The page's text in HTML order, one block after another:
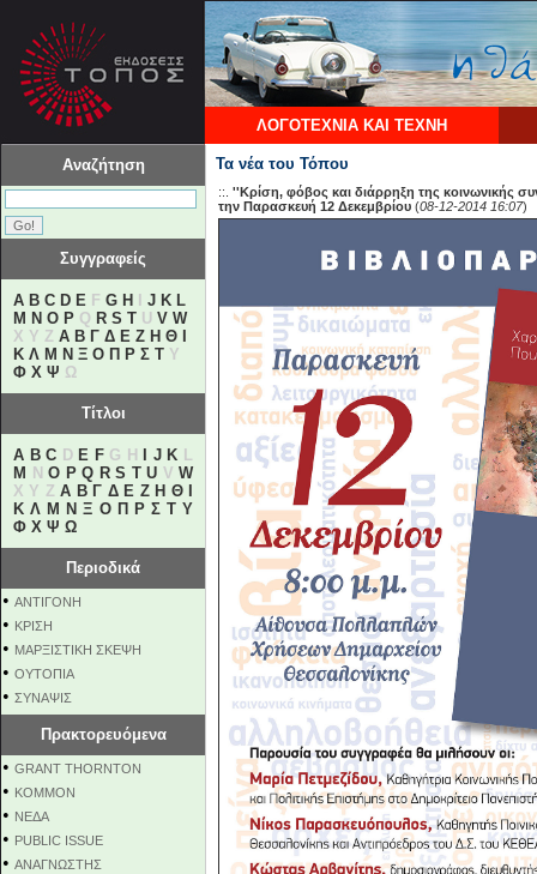
ΛΟΓΟΤΕΧΝΙΑ ΚΑΙ ΤΕΧΝΗ
Αναζήτηση
Συγγραφείς
A B C D E F G H J K L
M N O P Q R S T U V W
X Y Z Α Β Γ Δ Ε Ζ Η Θ
Κ Λ Μ Ν Ξ Ο Π Ρ Σ Τ Υ
Φ Χ Ψ Ω
Τίτλοι
A B C D E FG H J K L
M
N O P Q R S T U V W
X Y ZΑ Β Γ Δ Ε Ζ Η Θ
Κ Λ Μ Ν Ξ Ο Π Ρ Σ Τ Υ
Φ Χ Ψ Ω
Περιοδικά
• ΑΝΤΙΓΟΝΗ
• ΚΡΙΣΗ
• ΜΑΡΞΙΣΤΙΚΗ ΣΚΕΨΗ
• ΟΥΤΟΠΙΑ
• ΣΥΝΑΨΙΣ
Πρακτορευόμενα
• GRANT THORNTON
• KOMMON
• NEΔΑ
• PUBLIC ISSUE
• ΑΝΑΓΝΩΣΤΗΣ
Τα νέα του Τόπου
::. ''Κρίση, φόβος και διάρρηξη της κοινωνικής
την Παρασκευή 12 Δεκεμβρίου (08-12-2014 16:07)